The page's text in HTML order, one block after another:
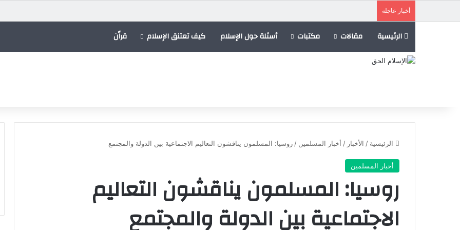
أخبار عاجلة
الرئيسية مقالات مكتبات أسئلة حول الإسلام كيف تعتنق الإسلام قراٌن
الرئيسية / الأخبار / أخبار المسلمين / روسيا: المسلمون يناقشون التعاليم الاجتماعية بين الدولة والمجتمع
أخبار المسلمين
روسيا: المسلمون يناقشون التعاليم
الاجتماعية بين الدولة والمجتمع